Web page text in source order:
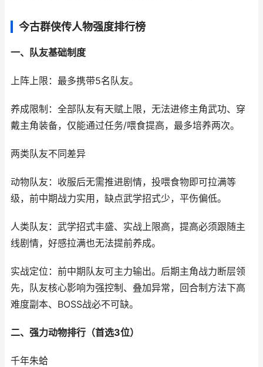
今古群侠传人物强度排行榜
一、队友基础制度
上阵上限：最多携带5名队友。
养成限制：全部队友有天赋上限，无法进修主角武功、穿
戴主角装备，仅能通过任务/喂食提高，最多培养两次。
两类队友不同差异
动物队友：收服后无需推进剧情，投喂食物即可拉满等
级，前中期战力实用，缺点武学招式少，平伤偏低。
人类队友：武学招式丰盛、实战上限高，提高必须跟随主
线剧情，好感拉满也无法提前养成。
实战定位：前中期队友可主力输出。后期主角战力断层领
先，队友核心影响为强控制、叠加异常，回合制方法下高
难度副本、BOSS战必不可缺。
二、强力动物排行（首选3位）
千年朱蛤